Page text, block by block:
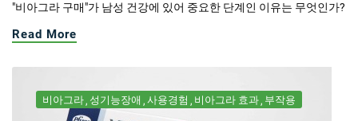
"비아그라 구매"가 남성 건강에 있어 중요한 단계인 이유는 무엇인가?
Read More
비아그라 성기능장애 사용경험 비아그라 효과 부작용